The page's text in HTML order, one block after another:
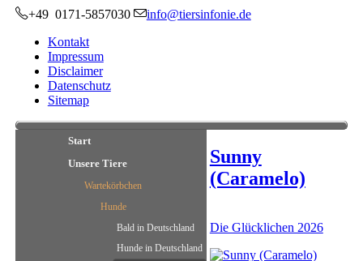
+49 0171-5857030 info@tiersinfonie.de
Kontakt
Impressum
Disclaimer
Datenschutz
Sitemap
Start
Unsere Tiere
Wartekörbchen
Hunde
Bald in Deutschland
Hunde in Deutschland
Sunny
(Caramelo)
Die Glücklichen 2026